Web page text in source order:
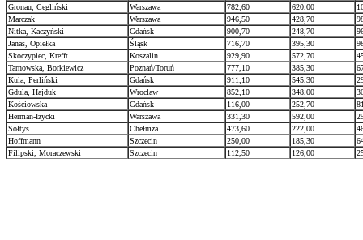
Gronau, Cegliński
Warszawa 782,60 620,00
Marczak
Warszawa 946,50 428,70
Nitka, Kaczyński
Gdańsk 900,70 248,70
Janas, Opiełka
Śląsk 716,70 395,30
Skoczypiec, Krefft
Koszalin 929,90 572,70
Tarnowska, Borkiewicz
Poznań/Toruń 777,10 385,30
Kula, Perliński
Gdańsk 911,10 545,30
Gdula, Hajduk
Wrocław 852,10 348,00
Kościowska
Gdańsk 116,00 252,70
Herman-Iżycki
Warszawa 331,30 592,00
Sołtys
Chełmża 473,60 222,00
Hoffmann
Szczecin 250,00 185,30
Filipski, Moraczewski
Szczecin 112,50 126,00